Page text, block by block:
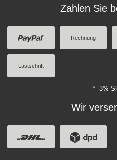
Zahlen Sie
Rechnung
Lastschrift
* -3%
Wir